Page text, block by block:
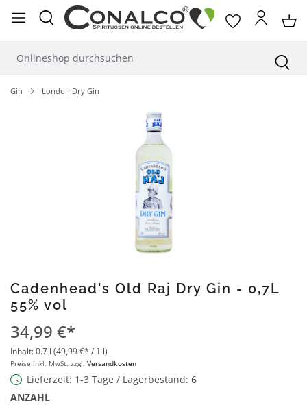
springen
Gin London Dry Gin
Cadenhead's Old Raj Dry Gin - 0,7L
55% vol
34,99 €*
Inhalt:0.7 l (49,99 €* / 1 l)
Preise inkl. MwSt. zzgl. Versandkosten
Lieferzeit: 1-3 Tage / Lagerbestand: 6
ANZAHL